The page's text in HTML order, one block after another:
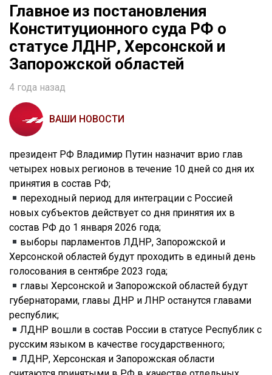
Главное из постановления
Конституционного суда РФ о
статусе ЛДНР, Херсонской и
Запорожской областей
4 года назад
ВАШИ НОВОСТИ
президент РФ Владимир Путин назначит врио глав
четырех новых регионов в течение 10 дней со дня их
принятия в состав РФ;
переходный период для интеграции с Россией
новых субъектов действует со дня принятия их в
состав РФ до 1 января 2026 года;
выборы парламентов ЛДНР, Запорожской и
Херсонской областей будут проходить в единый день
голосования в сентябре 2023 года;
главы Херсонской и Запорожской областей будут
губернаторами, главы ДНР и ЛНР останутся главами
республик;
ЛДНР вошли в состав России в статусе Республик с
русским языком в качестве государственного;
ЛДНР, Херсонская и Запорожская области